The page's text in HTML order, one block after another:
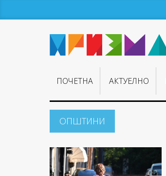
ПОЧЕТНА АКТУЕЛНО
ОПШТИНИ